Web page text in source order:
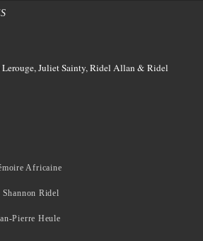
Lerouge, Juliet Sainty, Ridel Allan &Ridel
Africaine
Ridel
Pierre Heule